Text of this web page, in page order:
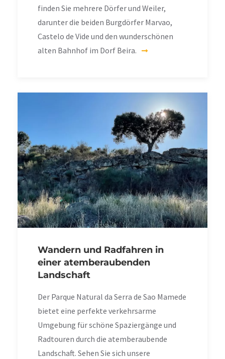
finden Sie mehrere Dörfer und Weiler,
darunter die beiden Burgdörfer Marvao,
Castelo de Vide und den wunderschönen
alten Bahnhof im Dorf Beira.
Wandern und Radfahren in
einer atemberaubenden
Landschaft
Der Parque Natural da Serra de Sao Mamede
bietet eine perfekte verkehrsarme
Umgebung für schöne Spaziergänge und
Radtouren durch die atemberaubende
Landschaft. Sehen Sie sich unsere